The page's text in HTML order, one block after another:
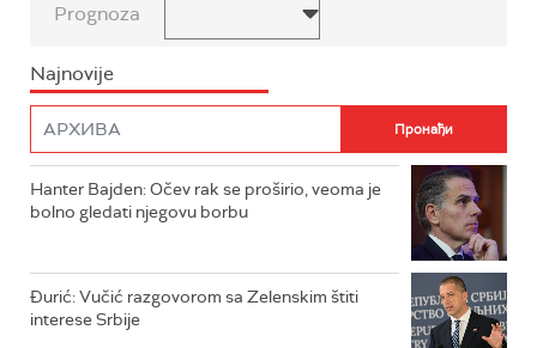
Prognoza
Najnovije
Hanter Bajden: Očev rak se proširio, veoma je
bolno gledati njegovu borbu
Đurić: Vučić razgovorom sa Zelenskim štiti
interese Srbije